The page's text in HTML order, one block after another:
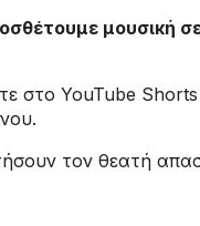
μουσική
στο YouTube
τον θεατή